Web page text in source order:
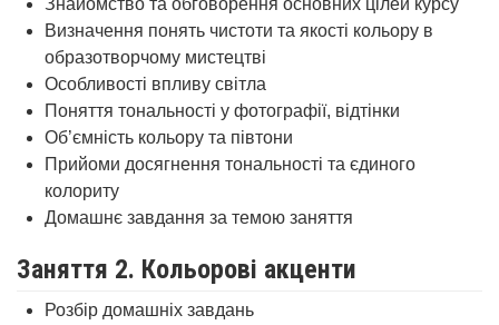
Визначення понять чистоти та якості кольору в
образотворчому мистецтві
Особливості впливу світла
Поняття тональності у фотографії, відтінки
Об’ємність кольору та півтони
Прийоми досягнення тональності та єдиного
колориту
Домашнє завдання за темою заняття
Заняття 2. Кольорові акценти
Розбір домашніх завдань